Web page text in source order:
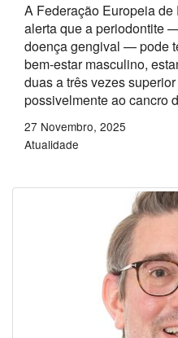
A Federação Europeia
alerta que a periodontite
doença gengival — pode
bem-estar masculino,
duas a três vezes
possivelmente ao cancro
27 Novembro, 2025
Atualidade